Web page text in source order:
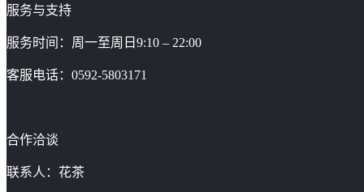
服务与支持
服务时间：周一至周日9:10 – 22:00
客服电话：0592-5803171
合作洽谈
联系人：花茶